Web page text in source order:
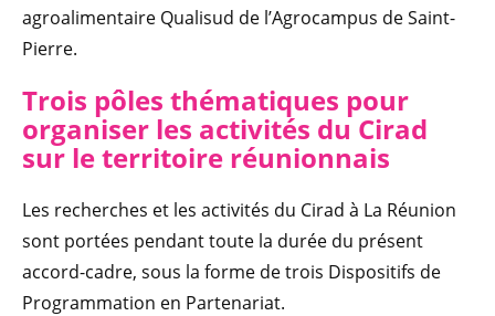
agroalimentaire Qualisud de l’Agrocampus de Saint-
Pierre.
Trois pôles thématiques pour
organiser les activités du Cirad
sur le territoire réunionnais
Les recherches et les activités du Cirad à La Réunion
sont portées pendant toute la durée du présent
accord-cadre, sous la forme de trois Dispositifs de
Programmation en Partenariat.